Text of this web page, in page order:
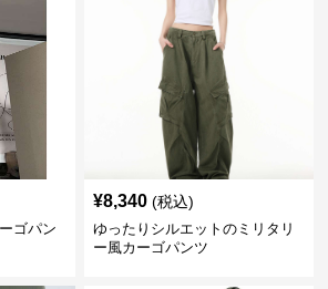
ゴパン
¥8,340 (税込)
ゆったりシルエットのミリタリ
ー風カーゴパンツ